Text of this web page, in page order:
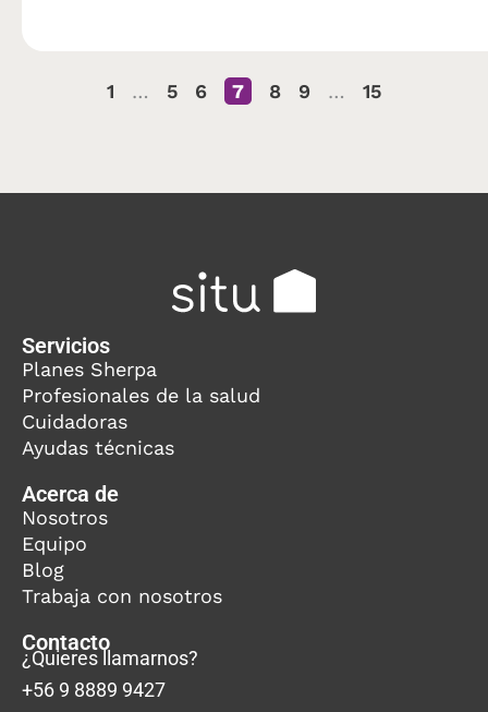
1 … 5 6 7 8 9 … 15
Servicios
Planes Sherpa
Profesionales de la salud
Cuidadoras
Ayudas técnicas
Acerca de
Nosotros
Equipo
Blog
Trabaja con nosotros
Contacto
¿Quieres llamarnos?
+56 9 8889 9427